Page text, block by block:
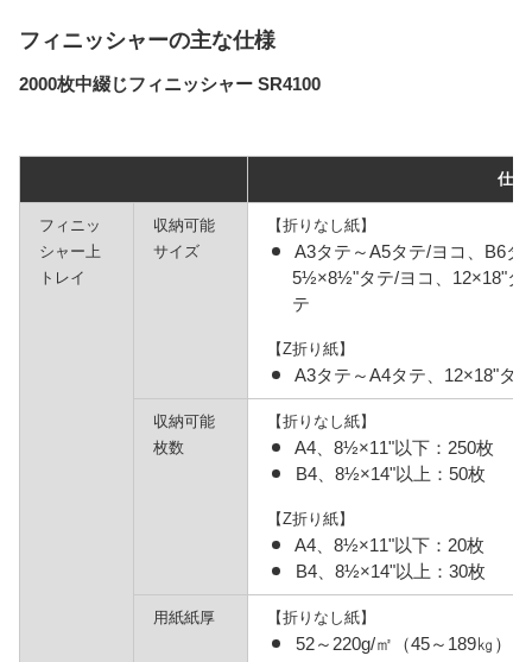
フィニッシャーの主な仕様
2000枚中綴じフィニッシャー SR4100
仕様
フィニッ
シャー上
トレイ
収納可能
サイズ
【折りなし紙】
A3タテ～A5タテ/ヨコ、B6タ
5½×8½"タテ/ヨコ、12×18"タ
テ
【Z折り紙】
A3タテ～A4タテ、12×18"タ
収納可能
枚数
【折りなし紙】
A4、8½×11"以下：250枚
B4、8½×14"以上：50枚
【Z折り紙】
A4、8½×11"以下：20枚
B4、8½×14"以上：30枚
用紙紙厚 【折りなし紙】
52～220g/㎡（45～189㎏）